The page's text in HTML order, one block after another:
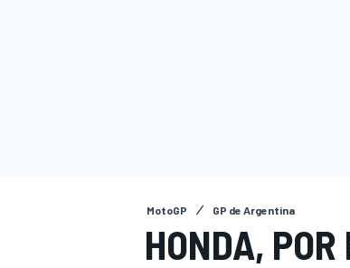
MotoGP GP de Argentina
HONDA,